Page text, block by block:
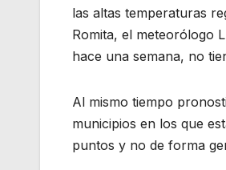
las altas temperaturas
Romita, el meteorólogo
hace una semana, no
Al mismo tiempo
municipios en los que
puntos y no de forma